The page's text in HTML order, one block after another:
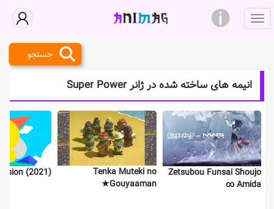
جستجو
انیمه های ساخته شده در ژانر Super Power
Zetsubou Funsai Shoujo
∞ Amida
Tenka Muteki no
Gouyaaman★
(2021)